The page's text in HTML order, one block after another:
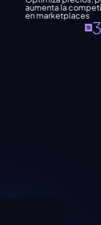
aumenta la
en marketplaces
30%